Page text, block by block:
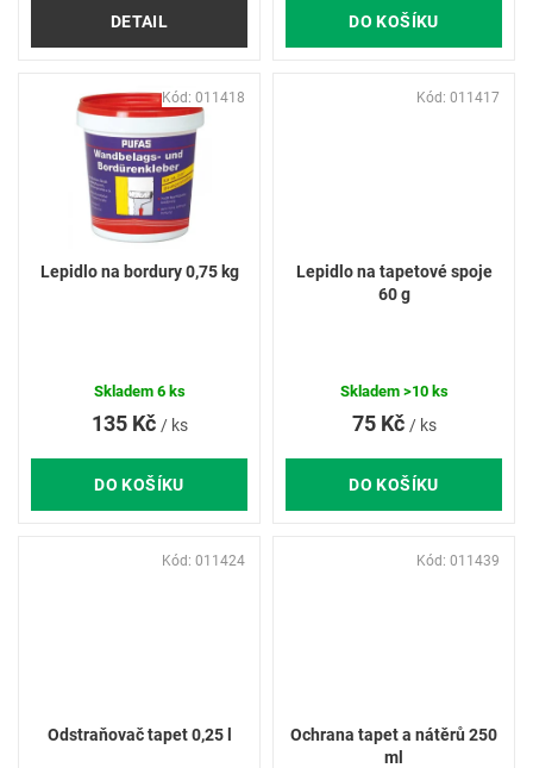
DETAIL DO KOŠÍKU
Lepidlo na bordury 0,75 kg
135 Kč / ks
DO KOŠÍKU
Skladem 6 ks
Kód: 011418
Lepidlo na tapetové spoje
60 g
75 Kč / ks
DO KOŠÍKU
Skladem >10 ks
Kód: 011417
Odstraňovač tapet 0,25 l
Kód: 011424
Ochrana tapet a nátěrů 250
ml
Kód: 011439